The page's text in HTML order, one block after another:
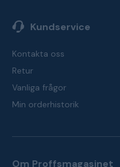
Kundservice
Kontakta oss
Retur
Vanliga frågor
Min orderhistorik
Om Proffsmagasinet